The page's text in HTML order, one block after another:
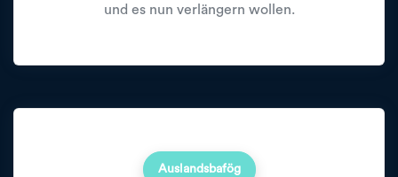
und es nun verlängern wollen.
Auslandsbafög